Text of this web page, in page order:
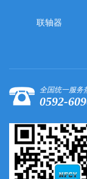
联轴器
全国统一服务
0592-